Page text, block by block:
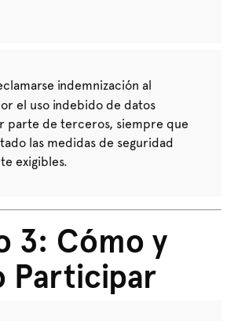
indemnización al
el uso indebido de datos
parte de terceros, siempre que
las medidas de seguridad
exigibles.
3: Cómo y
Participar